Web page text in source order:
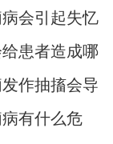
会引起失忆
患者造成哪
作抽搐会导
有什么危